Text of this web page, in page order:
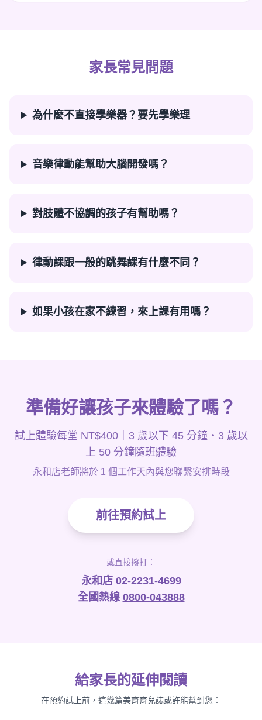
家長常見問題
為什麼不直接學樂器？要先學樂理
音樂律動能幫助大腦開發嗎？
對肢體不協調的孩子有幫助嗎？
律動課跟一般的跳舞課有什麼不同？
如果小孩在家不練習，來上課有用嗎？
準備好讓孩子來體驗了嗎？
試上體驗每堂 NT$400｜3 歲以下 45 分鐘・3 歲以
上 50 分鐘隨班體驗
永和店老師將於 1 個工作天內與您聯繫安排時段
前往預約試上
或直接撥打：
永和店 02-2231-4699
全國熱線 0800-043888
給家長的延伸閱讀
在預約試上前，這幾篇美育育兒誌或許能幫到您：